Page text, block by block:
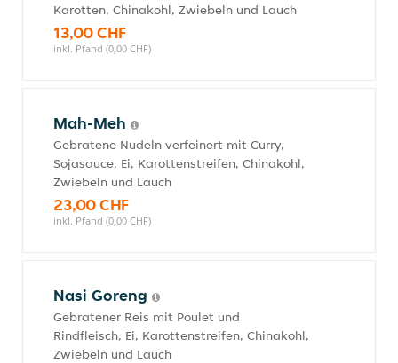
Karotten, Chinakohl, Zwiebeln und Lauch
13,00 CHF
inkl. Pfand (0,00 CHF)
Mah-Meh
Gebratene Nudeln verfeinert mit Curry,
Sojasauce, Ei, Karottenstreifen, Chinakohl,
Zwiebeln und Lauch
23,00 CHF
inkl. Pfand (0,00 CHF)
Nasi Goreng
Gebratener Reis mit Poulet und
Rindfleisch, Ei, Karottenstreifen, Chinakohl,
Zwiebeln und Lauch